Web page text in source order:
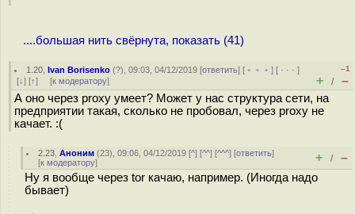
....большая нить свёрнута, показать (41)
1.20 ,Ivan Borisenko (?), 09:03, 04/12/2019 [ответить] [ ﹢﹢﹢] [ · · ·]
[↓] [↑] [к модератору]
–1
+ / –
А оно через proxy умеет? Может у нас структура сети, на
предприятии такая, сколько не пробовал, через proxy не
качает. :(
2.23 ,Аноним (23), 09:06, 04/12/2019 [^] [^^] [^^^] [ответить]
[к модератору] + / –
Ну я вообще через tor качаю, например. (Иногда надо
бывает)